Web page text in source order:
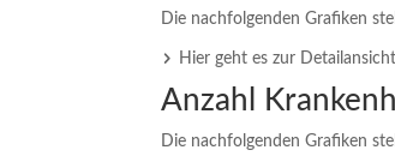
Die nachfolgenden Grafiken
Hier geht es zur Detailansicht
Anzahl
Die nachfolgenden Grafiken